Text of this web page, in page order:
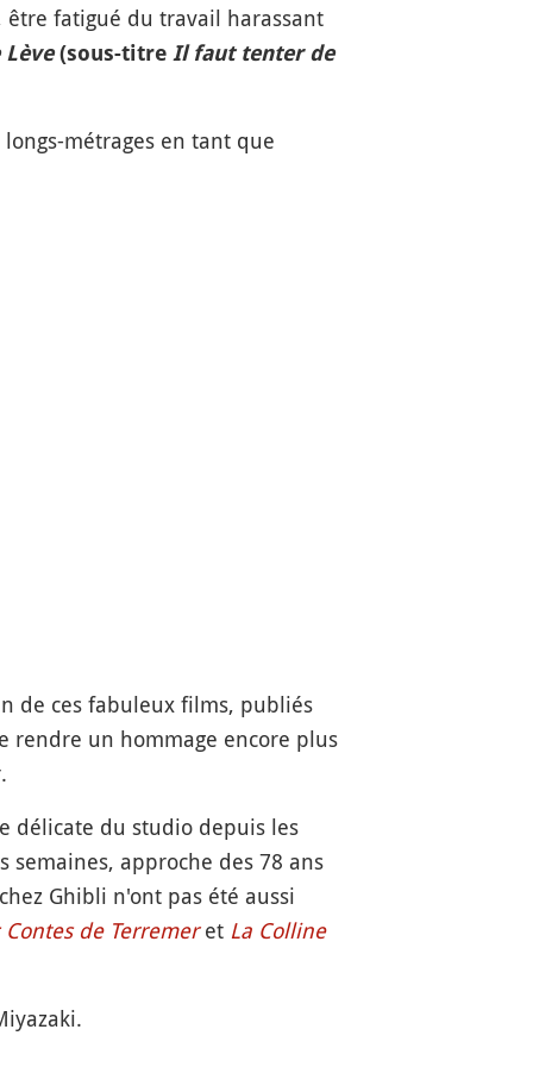
fatigué du travail harassant
Lève(sous-titre Il faut tenter de
métrages en tant que
de ces fabuleux films, publiés
rendre un hommage encore plus
délicate du studio depuis les
semaines, approche des 78 ans
Ghibli n'ont pas été aussi
Contes de Terremeret La Colline